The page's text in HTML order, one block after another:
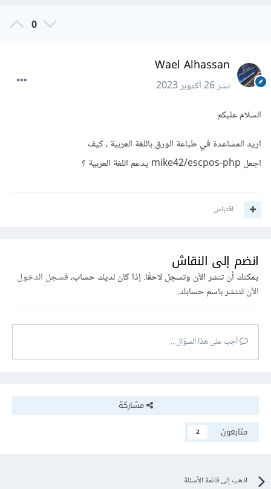
0
Wael Alhassan
نشر26 أكتوبر 2023
السلام عليكم
اريد المشاعدة في طباعة الورق باللغة العربية ، كيف
اجعل mike42/escpos-php يدعم اللغة العربية ؟
اقتباس
انضم إلى النقاش
يمكنك أن تنشر الآن وتسجل لاحقًا. إذا كان لديك حساب،فسجل الدخول
الآنلتنشر باسم حسابك.
أجب على هذا السؤال...
مشاركة
متابعون
2
اذهب إلى قائمة الأسئلة